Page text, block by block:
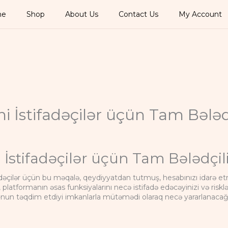
Shop About Us Contact Us My Account
İstifadəçilər üçün Tam
İstifadəçilər üçün Tam
üçün bu məqalə, qeydiyyatdan tutmuş, hesabınızı idarə
platformanın əsas funksiyalarını necə istifadə edəcəyinizi və
nun təqdim etdiyi imkanlarla mütəmədi olaraq necə